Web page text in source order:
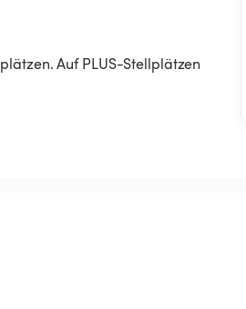
Auf PLUS-Stellplätzen